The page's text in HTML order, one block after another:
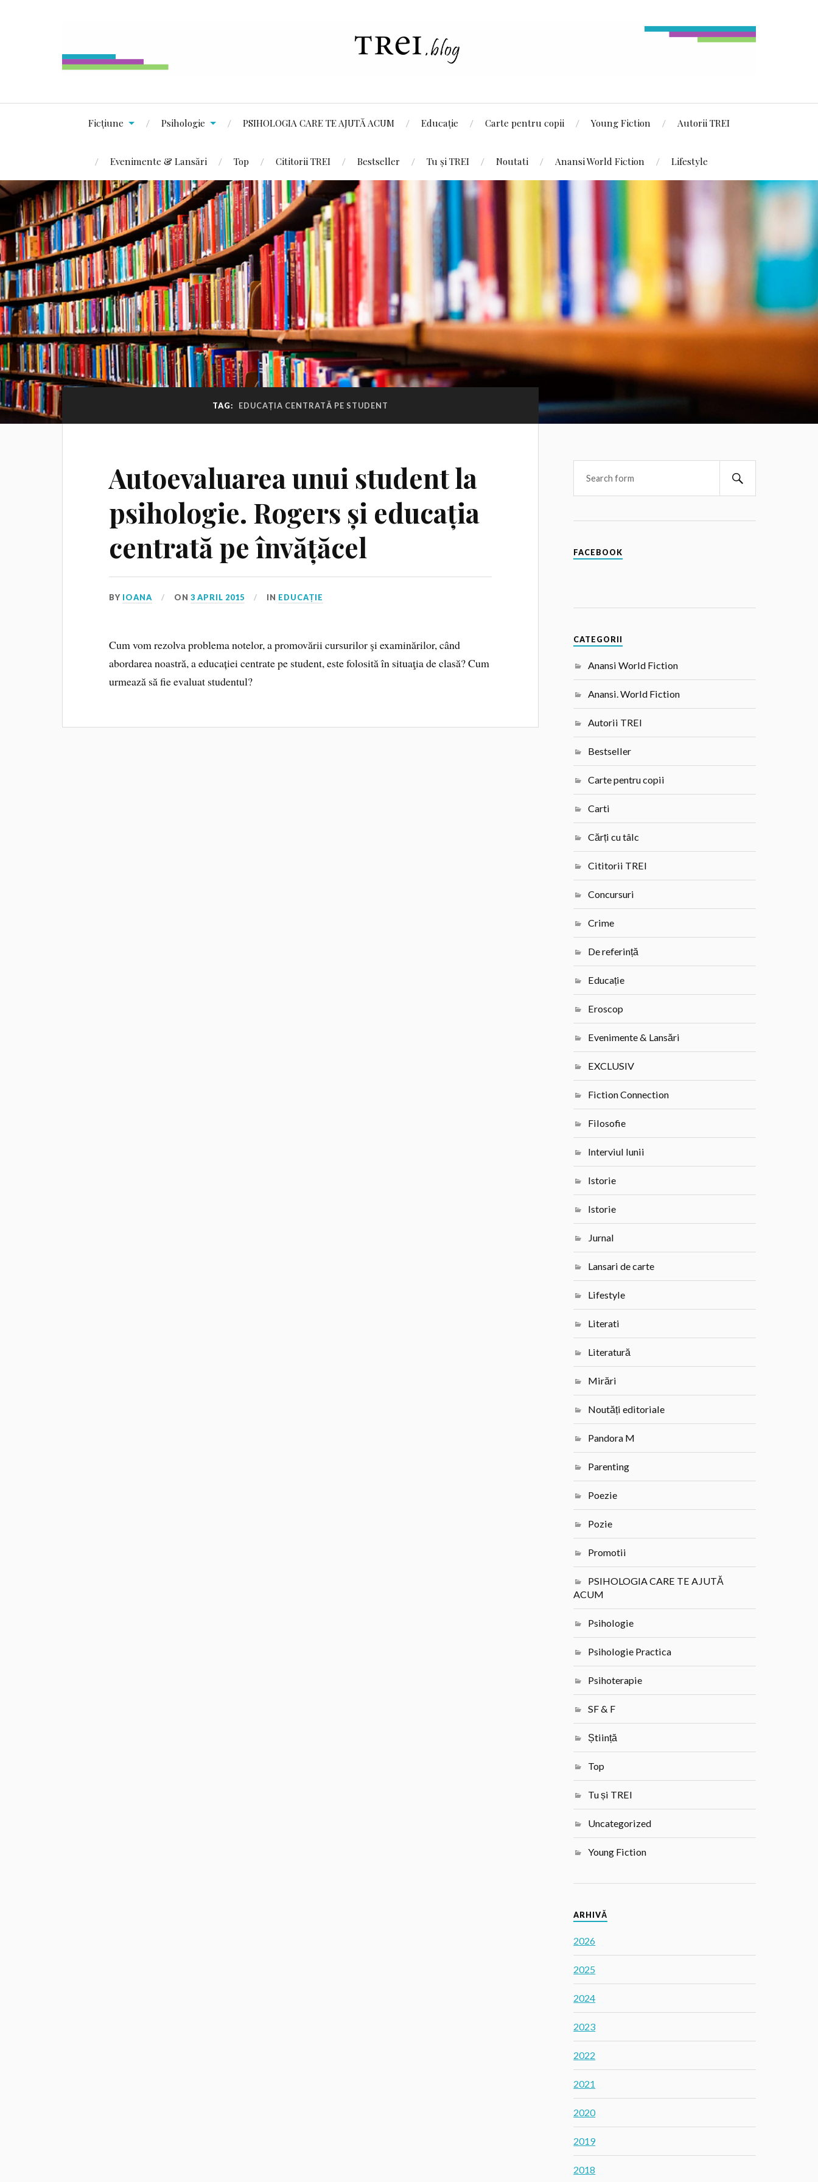
Ficțiune Psihologie PSIHOLOGIA CARE TE AJUTĂ ACUM Educație Carte pentru copii Young Fiction Autorii TREI
Evenimente & Lansări Top Cititorii TREI Bestseller Tu și TREI Noutati Anansi World Fiction Lifestyle
TAG: EDUCAȚIA CENTRATĂ PE STUDENT
Autoevaluarea unui student la
psihologie. Rogers și educația
centrată pe învățăcel
BY IOANA ON3 APRIL 2015 IN EDUCAȚIE
Cum vom rezolva problema notelor, a promovării cursurilor şi examinărilor, când
abordarea noastră, a educației centrate pe student, este folosită în situaţia de clasă? Cum
urmează să fie evaluat studentul?
FACEBOOK
CATEGORII
Anansi World Fiction
Anansi. World Fiction
Autorii TREI
Bestseller
Carte pentru copii
Carti
Cărți cu tâlc
Cititorii TREI
Concursuri
Crime
De referință
Educație
Eroscop
Evenimente & Lansări
EXCLUSIV
Fiction Connection
Filosofie
Interviul lunii
Istorie
Istorie
Jurnal
Lansari de carte
Lifestyle
Literati
Literatură
Mirări
Noutăți editoriale
Pandora M
Parenting
Poezie
Pozie
Promotii
PSIHOLOGIA CARE TE AJUTĂ
ACUM
Psihologie
Psihologie Practica
Psihoterapie
SF & F
Știință
Top
Tu și TREI
Uncategorized
Young Fiction
ARHIVĂ
2026
2025
2024
2023
2022
2021
2020
2019
2018